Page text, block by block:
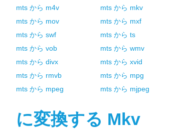
mts から m4v mts から mkv
mts から mov mts から mxf
mts から swf mts から ts
mts から vob mts から wmv
mts から divx mts から xvid
mts から rmvb mts から mpg
mts から mpeg mts から mjpeg
に変換する Mkv